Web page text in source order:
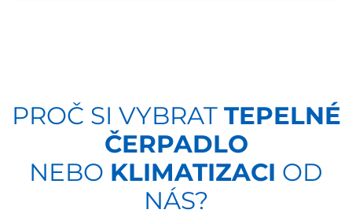
PROČ SI VYBRAT TEPELNÉ
ČERPADLO
NEBO KLIMATIZACI OD
NÁS?